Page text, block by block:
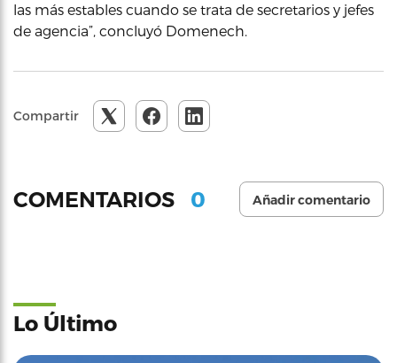
las más estables cuando se trata de secretarios y jefes
de agencia”, concluyó Domenech.
Compartir
COMENTARIOS 0 Añadir comentario
Lo Último